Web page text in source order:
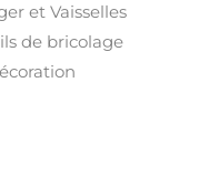
et Vaisselles
de bricolage